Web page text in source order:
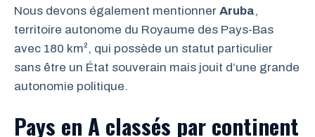
Nous devons également mentionner Aruba,
territoire autonome du Royaume des Pays-Bas
avec 180 km², qui possède un statut particulier
sans être un État souverain mais jouit d’une grande
autonomie politique.
Pays en A classés par continent